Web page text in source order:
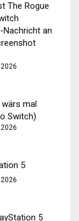
The Rogue
Nachricht an
mal
Switch)
5
5